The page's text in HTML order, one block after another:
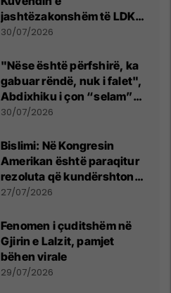
jashtëzakonshëm të LDK-
së
30/07/2026
"Nëse është përfshirë, ka
gabuar rëndë, nuk i falet",
Abdixhiku i çon “selam”
Përparim Ramës
30/07/2026
Bislimi: Në Kongresin
Amerikan është paraqitur
rezoluta që kundërshton
mbajtjen e Asamblesë
në Beograd
27/07/2026
Fenomen i çuditshëm në
Gjirin e Lalzit, pamjet
bëhen virale
29/07/2026